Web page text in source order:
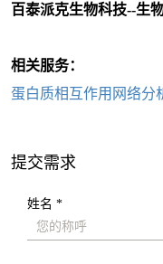
百泰派克生物科技--生
相关服务：
蛋白质相互作用网络分
提交需求
姓名 *